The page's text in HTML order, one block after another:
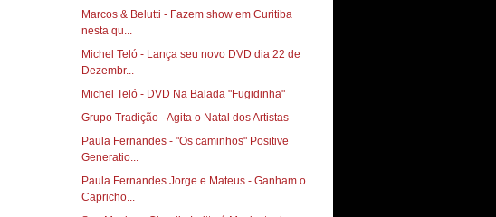
Marcos & Belutti - Fazem show em Curitiba
nesta qu...
Michel Teló - Lança seu novo DVD dia 22 de
Dezembr...
Michel Teló - DVD Na Balada "Fugidinha"
Grupo Tradição - Agita o Natal dos Artistas
Paula Fernandes - "Os caminhos" Positive
Generatio...
Paula Fernandes Jorge e Mateus - Ganham o
Capricho...